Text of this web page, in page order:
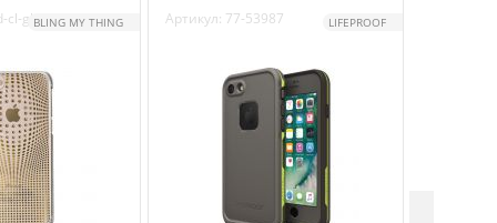
cl-gldBLING MY THING Артикул: 77-53987 LIFEPROOF